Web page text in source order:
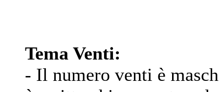
Tema Venti:
- Il numero venti è